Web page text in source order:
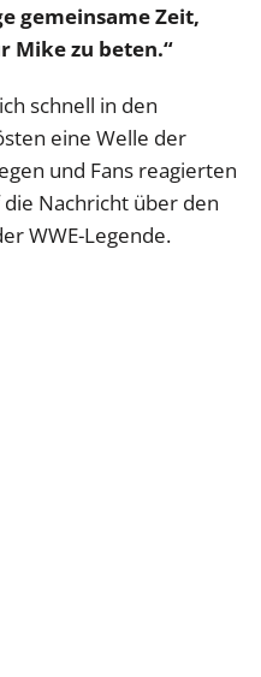
gemeinsame Zeit,
Mike zu beten.“
schnell in den
eine Welle der
und Fans reagierten
Nachricht über den
WWE-Legende.